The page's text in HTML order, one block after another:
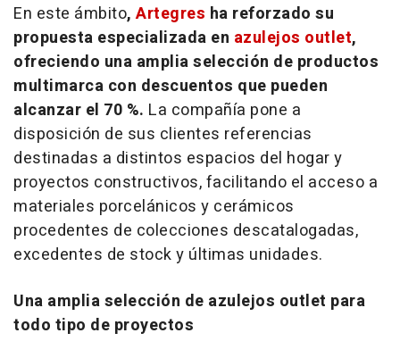
En este ámbito,Artegres ha reforzado su
propuesta especializada en azulejos outlet,
ofreciendo una amplia selección de productos
multimarca con descuentos que pueden
alcanzar el 70 %. La compañía pone a
disposición de sus clientes referencias
destinadas a distintos espacios del hogar y
proyectos constructivos, facilitando el acceso a
materiales porcelánicos y cerámicos
procedentes de colecciones descatalogadas,
excedentes de stocky últimas unidades.
Una amplia selección de azulejos outlet para
todo tipo de proyectos